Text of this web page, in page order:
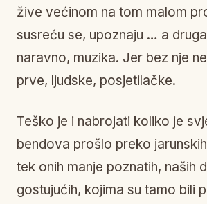
žive većinom na tom malom
susreću se, upoznaju … a
naravno, muzika. Jer bez nje
prve, ljudske, posjetilačke.
Teško je i nabrojati koliko je
bendova prošlo preko
tek onih manje poznatih, naših
gostujućih, kojima su tamo bili